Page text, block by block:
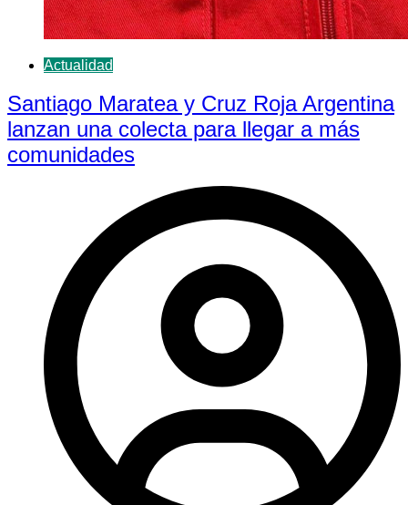
Actualidad
Santiago Maratea y Cruz Roja Argentina
lanzan una colecta para llegar a más
comunidades